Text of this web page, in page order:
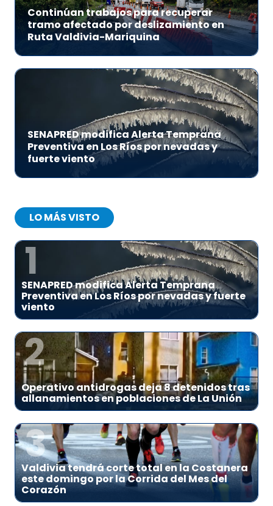
Continúan trabajos para recuperar
tramo afectado por deslizamiento en
Ruta Valdivia-Mariquina
SENAPRED modifica Alerta Temprana
Preventiva en Los Ríos por nevadas y
fuerte viento
LO MÁS VISTO
1
SENAPRED modifica Alerta Temprana
Preventiva en Los Ríos por nevadas y fuerte
viento
2
Operativo antidrogas deja 8 detenidos tras
allanamientos en poblaciones de La Unión
3
Valdivia tendrá corte total en la Costanera
este domingo por la Corrida del Mes del
Corazón